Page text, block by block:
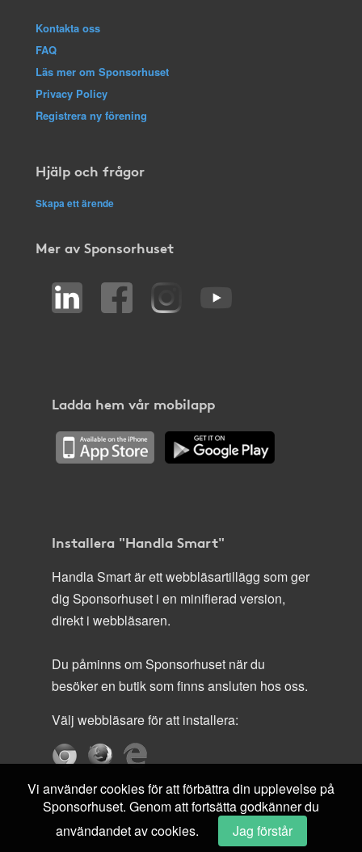
Kontakta oss
FAQ
Läs mer om Sponsorhuset
Privacy Policy
Registrera ny förening
Hjälp och frågor
Skapa ett ärende
Mer av Sponsorhuset
Ladda hem vår mobilapp
Installera "Handla Smart"
Handla Smart är ett webbläsartillägg som ger
dig Sponsorhuset i en minifierad version,
direkt i webbläsaren.
Du påminns om Sponsorhuset när du
besöker en butik som finns ansluten hos oss.
Välj webbläsare för att installera:
Vi använder cookies för att förbättra din upplevelse på
Sponsorhuset. Genom att fortsätta godkänner du
användandet av cookies.
Jag förstår